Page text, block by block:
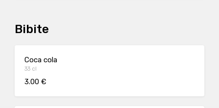
Bibite
Coca cola
33 cl
3.00 €